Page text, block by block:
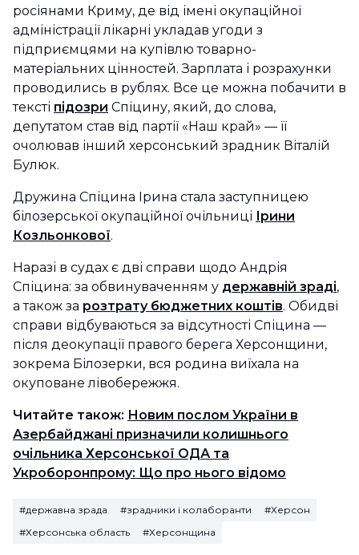
росіянами Криму, де від імені окупаційної
адміністрації лікарні укладав угоди з
підприємцями на купівлю товарно-
матеріальних цінностей. Зарплата і розрахунки
проводились в рублях. Все це можна побачити в
тексті підозри Спіцину, який, до слова,
депутатом став від партії «Наш край» — її
очолював інший херсонський зрадник Віталій
Булюк.
Дружина Спіцина Ірина стала заступницею
білозерської окупаційної очільниці Ірини
Козльонкової.
Наразі в судах є дві справи щодо Андрія
Спіцина: за обвинуваченням у державній зраді,
а також за розтрату бюджетних коштів. Обидві
справи відбуваються за відсутності Спіцина —
після деокупації правого берега Херсонщини,
зокрема Білозерки, вся родина виїхала на
окуповане лівобережжя.
Читайте також: Новим послом України в
Азербайджані призначили колишнього
очільника Херсонської ОДА та
Укроборонпрому: Що про нього відомо
#державна зрада #зрадники і колаборанти
#Херсон
#Херсонська область
#Херсонщина